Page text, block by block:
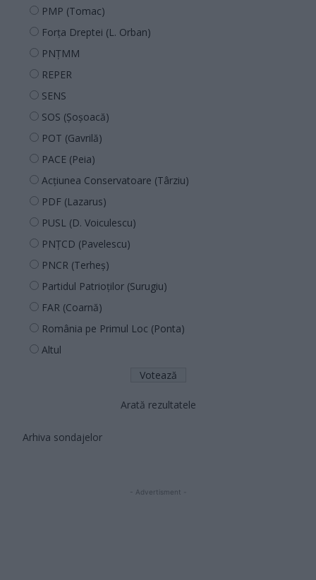
PMP (Tomac)
Forța Dreptei (L. Orban)
PNȚMM
REPER
SENS
SOS (Șoșoacă)
POT (Gavrilă)
PACE (Peia)
Acțiunea Conservatoare (Târziu)
PDF (Lazarus)
PUSL (D. Voiculescu)
PNȚCD (Pavelescu)
PNCR (Terheș)
Partidul Patrioților (Surugiu)
FAR (Coarnă)
România pe Primul Loc (Ponta)
Altul
Arată rezultatele
Arhiva sondajelor
- Advertisment -